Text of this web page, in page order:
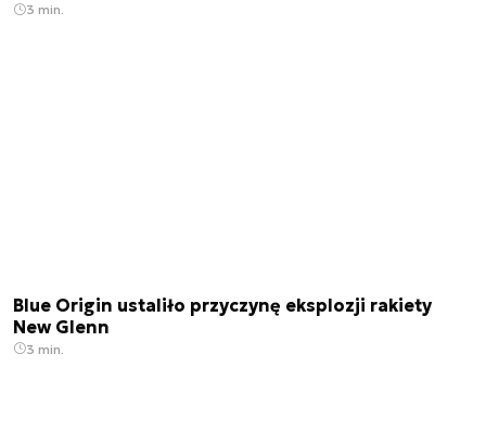
3 min.
Blue Origin ustaliło przyczynę eksplozji rakiety
New Glenn
3 min.